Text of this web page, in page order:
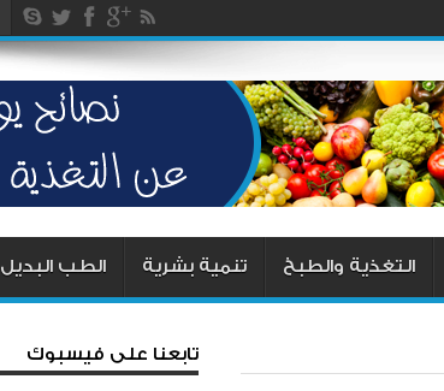
التغذية والطبخ تنمية بشرية الطب البديل
تابعنا على فيسبوك